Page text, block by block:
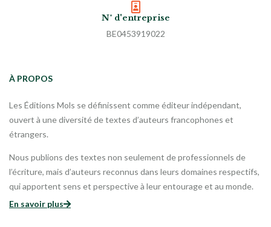
N° d'entreprise
BE0453919022
À PROPOS
Les Éditions Mols se définissent comme éditeur indépendant,
ouvert à une diversité de textes d’auteurs francophones et
étrangers.
Nous publions des textes non seulement de professionnels de
l’écriture, mais d’auteurs reconnus dans leurs domaines respectifs,
qui apportent sens et perspective à leur entourage et au monde.
En savoir plus